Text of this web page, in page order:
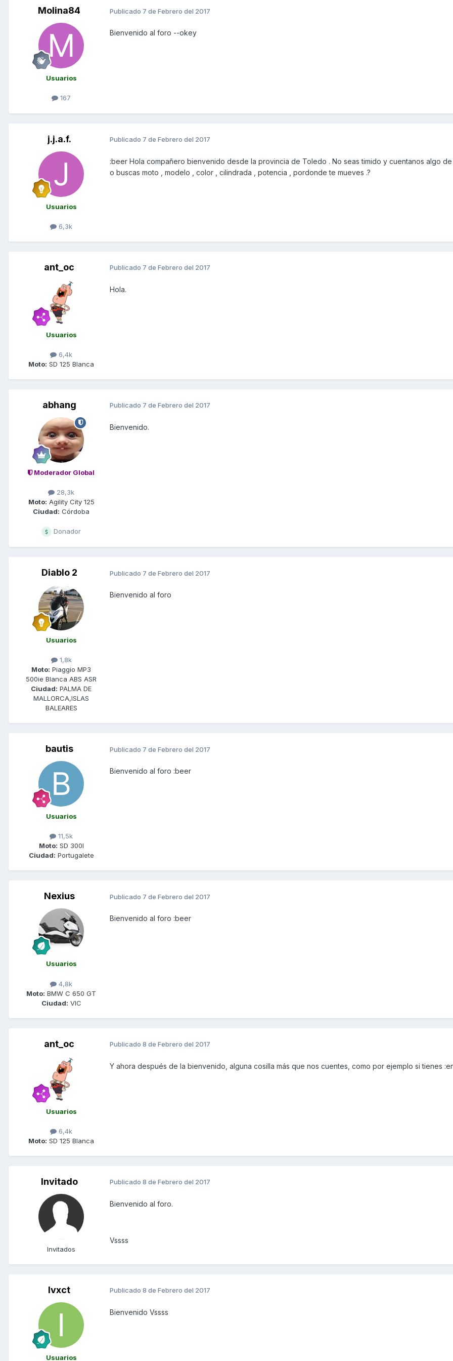
Molina84
Usuarios
167
Publicado 7 de Febrero del 2017
Bienvenido al foro --okey
j.j.a.f.
Usuarios
6,3k
Publicado 7 de Febrero del 2017
:beer Hola compañero bienvenido desde la provincia de Toledo . No seas timido y cuentanos algo de
o buscas moto , modelo , color , cilindrada , potencia , pordonde te mueves .?
ant_oc
Usuarios
6,4k
Moto: SD 125 Blanca
Publicado 7 de Febrero del 2017
Hola.
abhang
Moderador Global
28,3k
Moto: Agility City 125
Ciudad: Córdoba
Donador
Publicado 7 de Febrero del 2017
Bienvenido.
Diablo 2
Usuarios
1,8k
Moto: Piaggio MP3
500ie Blanca ABS ASR
Ciudad: PALMA DE
MALLORCA,ISLAS
BALEARES
Publicado 7 de Febrero del 2017
Bienvenido al foro
bautis
Usuarios
11,5k
Moto: SD 300I
Ciudad: Portugalete
Publicado 7 de Febrero del 2017
Bienvenido al foro :beer
Nexius
Usuarios
4,8k
Moto: BMW C 650 GT
Ciudad: VIC
Publicado 7 de Febrero del 2017
Bienvenido al foro :beer
ant_oc
Usuarios
6,4k
Moto: SD 125 Blanca
Publicado 8 de Febrero del 2017
Y ahora después de la bienvenido, alguna cosilla más que nos cuentes, como por ejemplo si tienes
Invitado
Invitados
Publicado 8 de Febrero del 2017
Bienvenido al foro.
Vssss
Ivxct
Usuarios
Publicado 8 de Febrero del 2017
Bienvenido Vssss